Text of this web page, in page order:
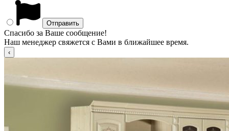
Спасибо за Ваше сообщение!
Наш менеджер свяжется с Вами в ближайшее время.